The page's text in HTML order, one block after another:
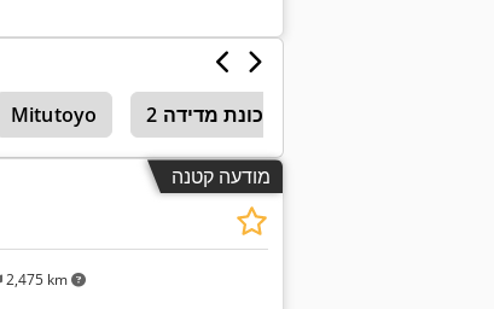
Mitutoyo
מודעה קטנה
2,475 km